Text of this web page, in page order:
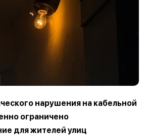
нарушения на кабельной
ограничено
для жителей улиц